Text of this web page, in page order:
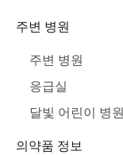
주변 병원
주변 병원
응급실
달빛 어린이 병원
의약품 정보